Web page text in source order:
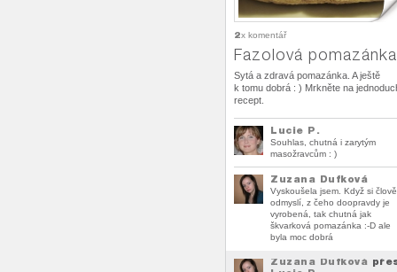
2x komentář
Fazolová pomazánka
Sytá a zdravá pomazánka. A ještě
k tomu dobrá : ) Mrkněte na
recept.
Lucie P.
Souhlas, chutná i zarytým
masožravcům : )
Zuzana Dufková
Vyskoušela jsem. Když si
odmyslí, z čeho doopravdy je
vyrobená, tak chutná jak
škvarková pomazánka :-D ale
byla moc dobrá
Zuzana Dufková